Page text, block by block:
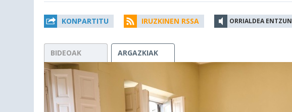
KONPARTITU IRUZKINEN RSSA ORRIALDEA ENTZUN
BIDEOAK ARGAZKIAK